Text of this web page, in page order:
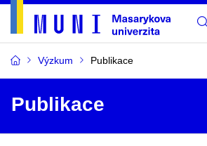
Výzkum Publikace
Publikace